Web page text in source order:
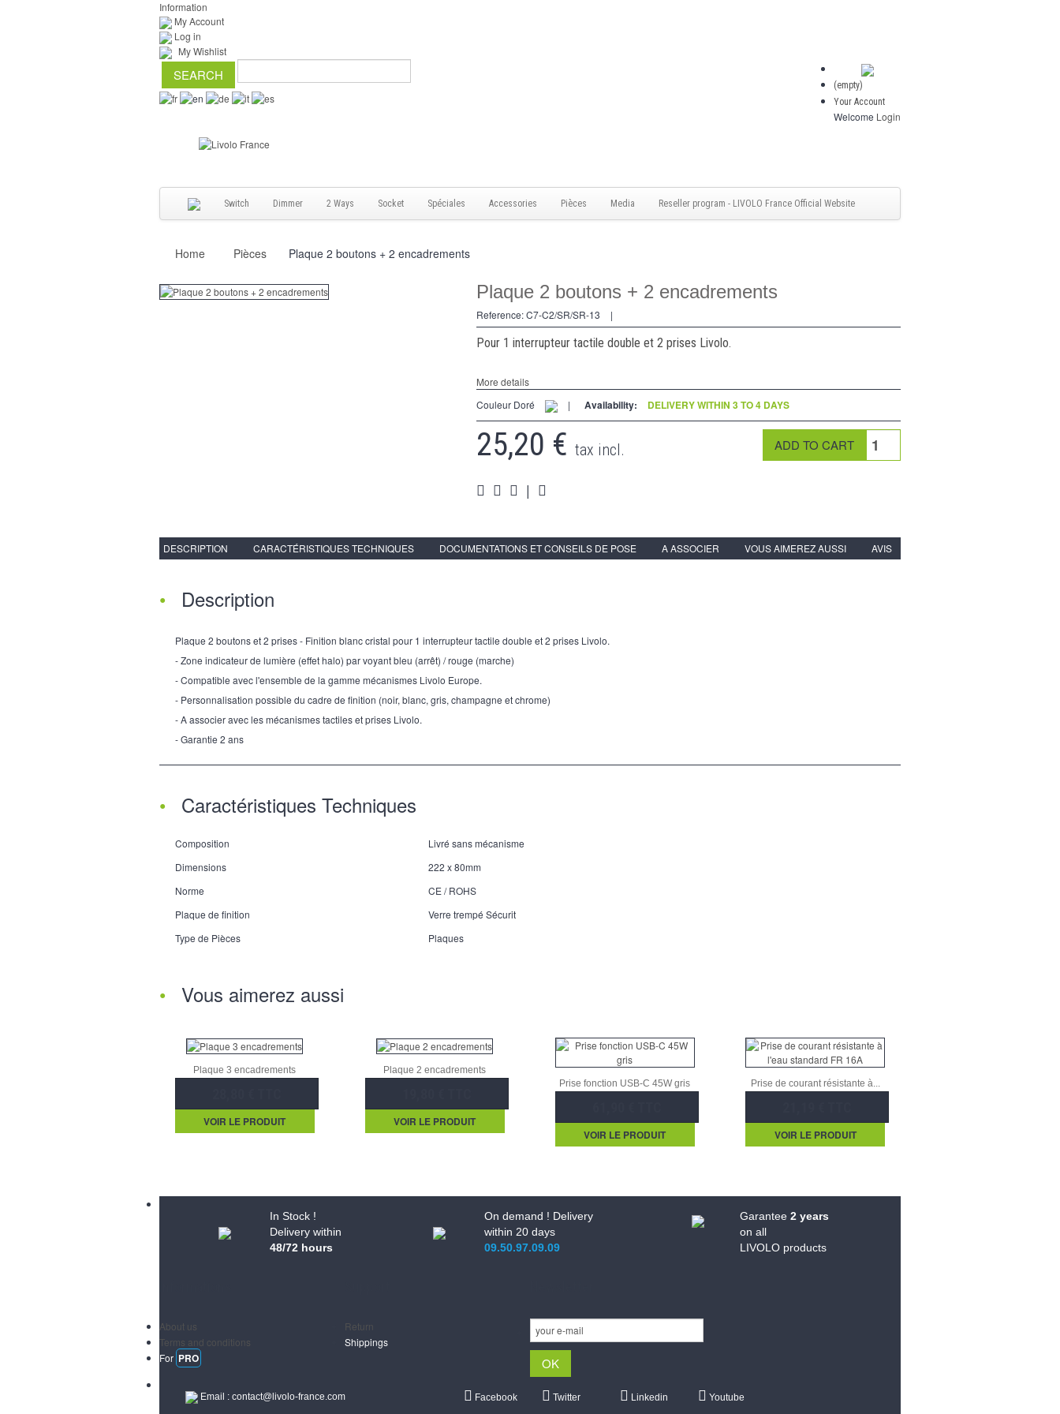
Information
My Account
Log in
My Wishlist
(empty)
Your Account
Welcome Login
Switch Dimmer 2 Ways Socket Spéciales Accessories Pièces Media Reseller program - LIVOLO France Official Website
Home Pièces Plaque 2 boutons + 2 encadrements
Plaque 2 boutons + 2 encadrements
Reference:C7-C2/SR/SR-13 |
Pour 1 interrupteur tactile double et 2 prises Livolo.
More details
Couleur Doré
| Availability: DELIVERY WITHIN 3 TO 4 DAYS
25,20 € tax incl.
|
DESCRIPTION CARACTÉRISTIQUES TECHNIQUES DOCUMENTATIONS ET CONSEILS DE POSE A ASSOCIER VOUS AIMEREZ AUSSI AVIS
Description
Plaque 2 boutons et 2 prises - Finition blanc cristal pour 1 interrupteur tactile double et 2 prises Livolo.
- Zone indicateur de lumière (effet halo) par voyant bleu (arrêt) / rouge (marche)
- Compatible avec l'ensemble de la gamme mécanismes Livolo Europe.
- Personnalisation possible du cadre de finition (noir, blanc, gris, champagne et chrome)
- A associer avec les mécanismes tactiles et prises Livolo.
- Garantie 2 ans
Caractéristiques Techniques
Composition
Livré sans mécanisme
Dimensions
222 x 80mm
Norme
CE / ROHS
Plaque de finition
Verre trempé Sécurit
Type de Pièces
Plaques
Vous aimerez aussi
Plaque 3 encadrements
VOIR LE PRODUIT
Plaque 2 encadrements
VOIR LE PRODUIT
Prise fonction USB-C 45W gris
VOIR LE PRODUIT
Prise de courant résistante à...
VOIR LE PRODUIT
In Stock !
Delivery within
48/72 hours
On demand ! Delivery
within 20 days
09.50.97.09.09
Garantee2 years
on all
LIVOLO products
About us
Terms and conditions
For PRO
Return
Shippings
Email :contact@livolo-france.com Facebook Twitter Linkedin Youtube